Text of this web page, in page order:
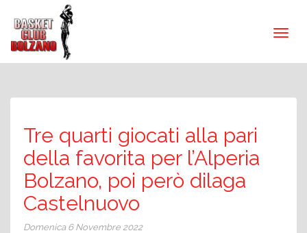
Tre quarti giocati alla pari
della favorita per l’Alperia
Bolzano, poi però dilaga
Castelnuovo
Domenica 6 Novembre 2022